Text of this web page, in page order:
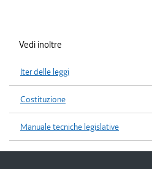
Vedi inoltre
Iter delle leggi
Costituzione
Manuale tecniche legislative